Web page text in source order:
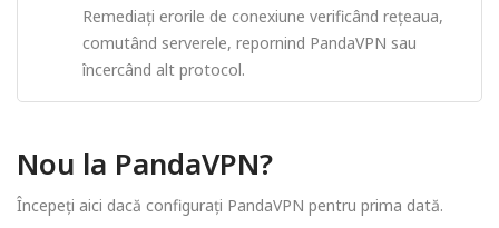
Remediați erorile de conexiune verificând rețeaua,
comutând serverele, repornind PandaVPN sau
încercând alt protocol.
Nou la PandaVPN?
Începeți aici dacă configurați PandaVPN pentru prima dată.